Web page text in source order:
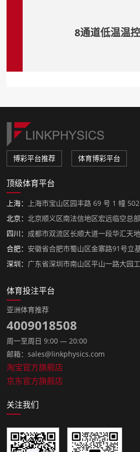
8通道低温温
博彩平台推荐 体育博彩平台
顶级体育平台
上海：
上海市宝山区园丰路 69 号 1 幢
北京： 北京顺义区南法信地区宏远临空总
四川： 成都市双流区长顺大道一段华汇天
合肥： 安徽省合肥市蜀山区金寨路91号立
深圳： 广东省深圳市南山区平山一路大园
体育投注平台
亚洲体育推荐
4009018508
周一至周日 9:00 — 20:00
邮箱：sales@linkphysics.com
淘宝官方旗舰店
京东官方旗舰店
关注我们